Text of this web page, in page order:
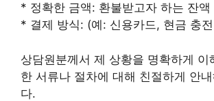
* 정확한 금액: 환불받고자 하는 잔액
* 결제 방식: (예: 신용카드, 현금 충
상담원분께서 제 상황을 명확하게 이
한 서류나 절차에 대해 친절하게 안
다.